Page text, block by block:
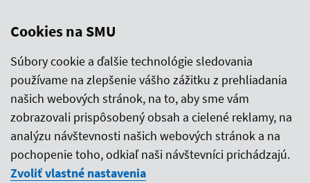
Cookies na SMU
Súbory cookie a ďalšie technológie sledovania
používame na zlepšenie vášho zážitku z prehliadania
našich webových stránok, na to, aby sme vám
zobrazovali prispôsobený obsah a cielené reklamy, na
analýzu návštevnosti našich webových stránok a na
pochopenie toho, odkiaľ naši návštevníci prichádzajú.
Zvoliť vlastné nastavenia